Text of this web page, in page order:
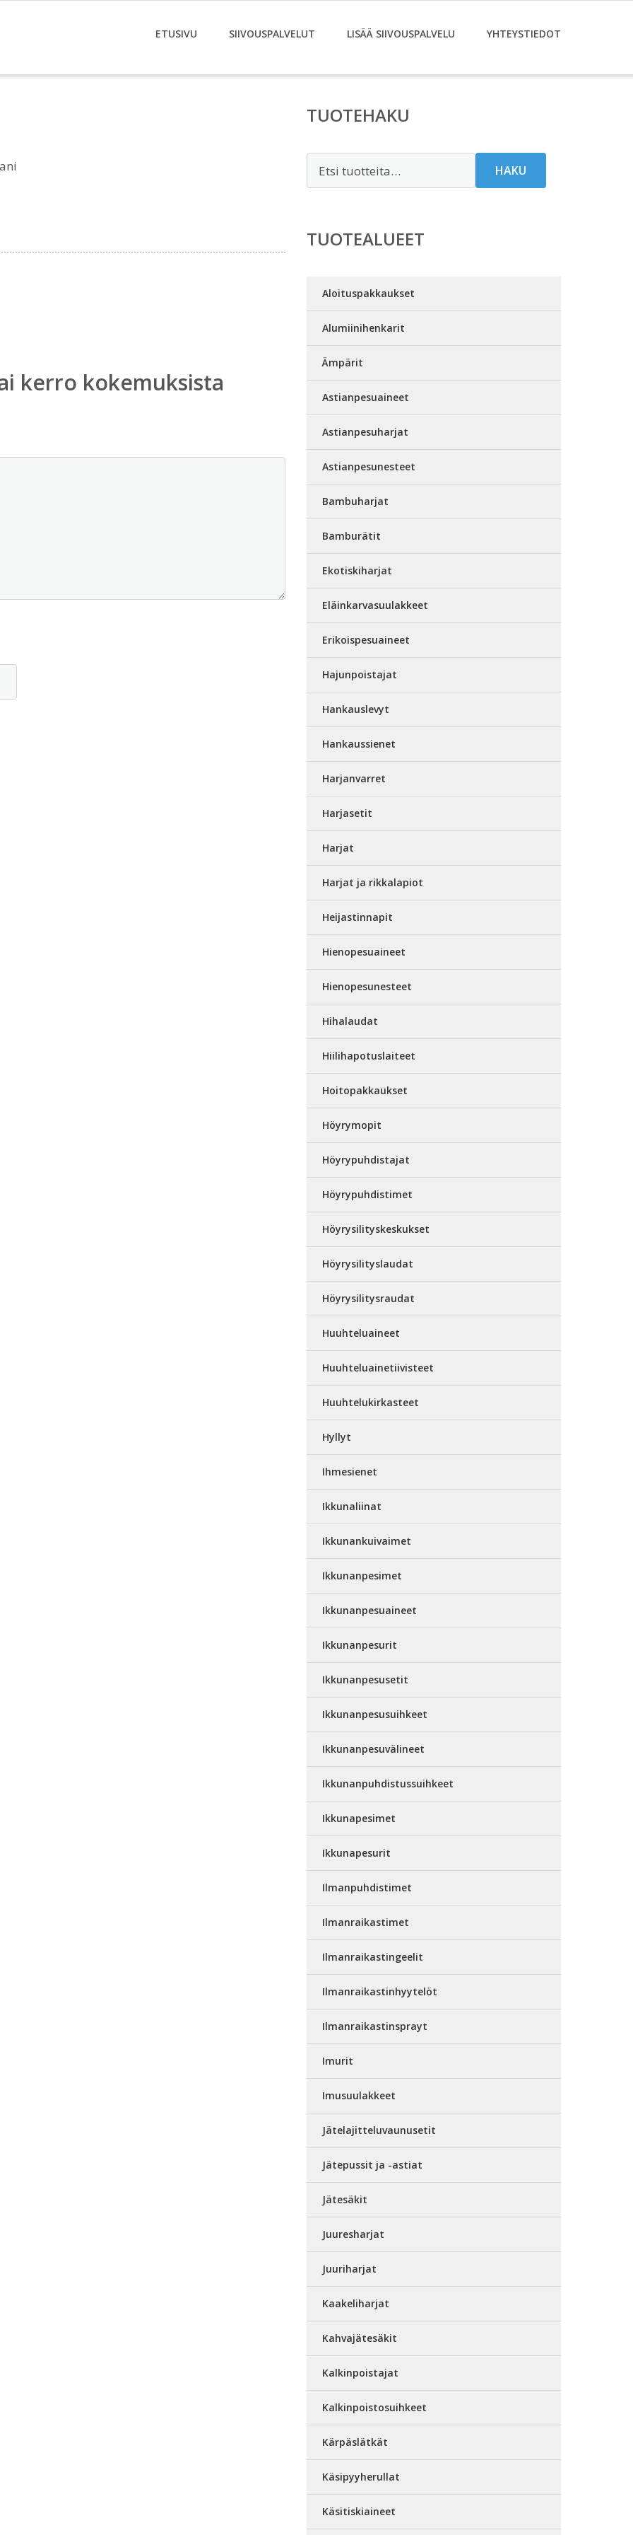
ETUSIVU SIIVOUSPALVELUT LISÄÄ SIIVOUSPALVELU YHTEYSTIEDOT
kerro kokemuksista
TUOTEHAKU
HAKU
TUOTEALUEET
Aloituspakkaukset
Alumiinihenkarit
Ämpärit
Astianpesuaineet
Astianpesuharjat
Astianpesunesteet
Bambuharjat
Bamburätit
Ekotiskiharjat
Eläinkarvasuulakkeet
Erikoispesuaineet
Hajunpoistajat
Hankauslevyt
Hankaussienet
Harjanvarret
Harjasetit
Harjat
Harjat ja rikkalapiot
Heijastinnapit
Hienopesuaineet
Hienopesunesteet
Hihalaudat
Hiilihapotuslaiteet
Hoitopakkaukset
Höyrymopit
Höyrypuhdistajat
Höyrypuhdistimet
Höyrysilityskeskukset
Höyrysilityslaudat
Höyrysilitysraudat
Huuhteluaineet
Huuhteluainetiivisteet
Huuhtelukirkasteet
Hyllyt
Ihmesienet
Ikkunaliinat
Ikkunankuivaimet
Ikkunanpesimet
Ikkunanpesuaineet
Ikkunanpesurit
Ikkunanpesusetit
Ikkunanpesusuihkeet
Ikkunanpesuvälineet
Ikkunanpuhdistussuihkeet
Ikkunapesimet
Ikkunapesurit
Ilmanpuhdistimet
Ilmanraikastimet
Ilmanraikastingeelit
Ilmanraikastinhyytelöt
Ilmanraikastinsprayt
Imurit
Imusuulakkeet
Jätelajitteluvaunusetit
Jätepussit ja -astiat
Jätesäkit
Juuresharjat
Juuriharjat
Kaakeliharjat
Kahvajätesäkit
Kalkinpoistajat
Kalkinpoistosuihkeet
Kärpäslätkät
Käsipyyherullat
Käsitiskiaineet